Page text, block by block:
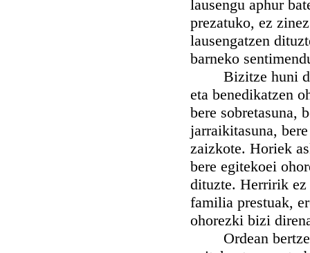
lausengu aphur
prezatuko, ez
lausengatzen
barneko
Bizitze huni
eta benedikatzen
bere sobretasuna,
jarraikitasuna,
zaizkote. Horiek
bere egitekoei
dituzte. Herririk ez
familia prestuak,
ohorezki bizi
Ordean bertze